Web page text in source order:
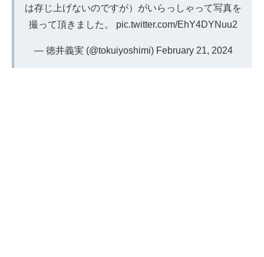
は存じ上げないのですが）がいらっしゃって写真を
撮って頂きました。 pic.twitter.com/EhY4DYNuu2
— 徳井義実 (@tokuiyoshimi) February 21, 2024